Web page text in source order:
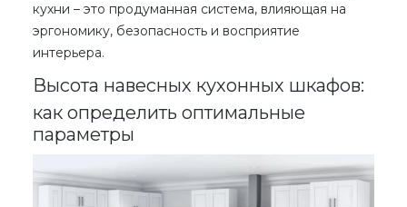
кухни – это продуманная система, влияющая на
эргономику, безопасность и восприятие
интерьера.
Высота навесных кухонных шкафов:
как определить оптимальные
параметры